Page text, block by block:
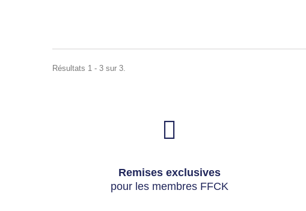
Résultats 1 - 3 sur 3.
Remises exclusives
pour les membres FFCK